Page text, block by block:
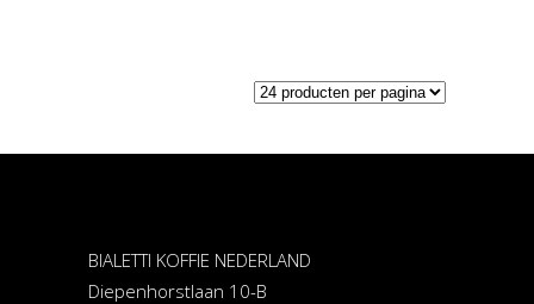
BIALETTI KOFFIE NEDERLAND
Diepenhorstlaan 10-B